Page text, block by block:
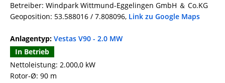
Betreiber: Windpark Wittmund-Eggelingen GmbH ＆ Co.KG
Geoposition: 53.588016 / 7.808096, Link zu Google Maps
Anlagentyp: Vestas V90 - 2.0 MW
In Betrieb
Nettoleistung: 2.000,0 kW
Rotor-Ø: 90 m